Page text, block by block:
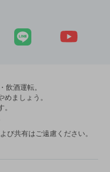
飲酒運転。
ましょう。
び共有はご遠慮ください。